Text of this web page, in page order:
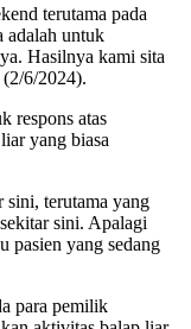
terutama pada
adalah untuk
Hasilnya kami sita
6/2024).
respons atas
yang biasa
sini, terutama yang
sini. Apalagi
pasien yang sedang
para pemilik